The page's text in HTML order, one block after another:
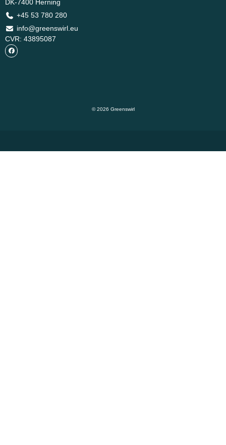
© 2026 Greenswirl
DK-7400 Herning
+45 53 780 280
info@greenswirl.eu
CVR: 43895087